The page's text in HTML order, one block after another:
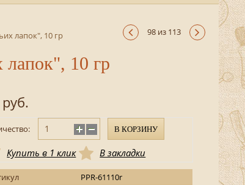
лапок", 10 гр
10 гр
98 из 113
В КОРЗИНУ
Купить в 1 клик В закладки
PPR-61110r